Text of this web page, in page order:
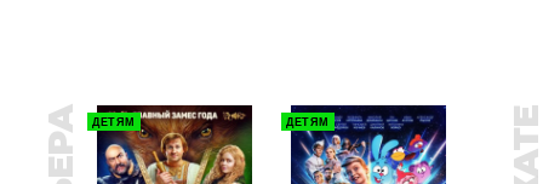
ДЕТЯМ ДЕТЯМ